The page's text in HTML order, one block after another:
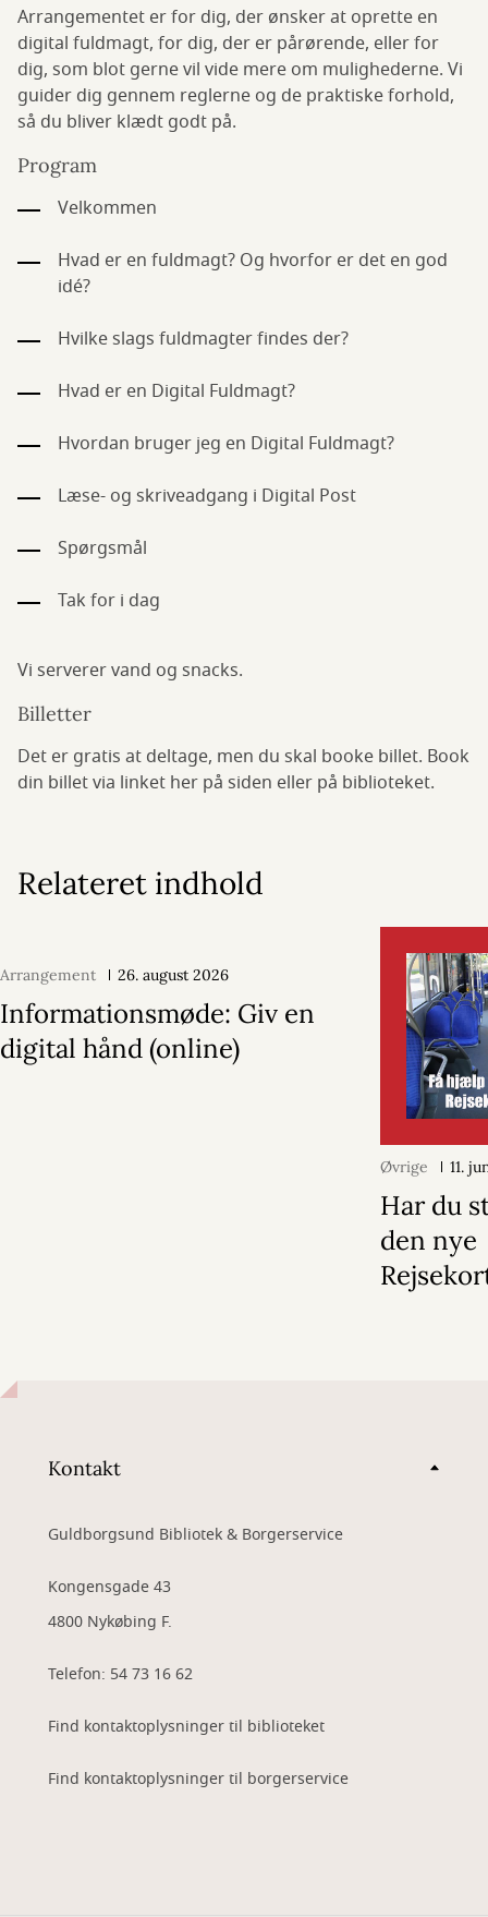
Arrangementet er for dig, der ønsker at oprette en
digital fuldmagt, for dig, der er pårørende, eller for
dig, som blot gerne vil vide mere om mulighederne. Vi
guider dig gennem reglerne og de praktiske forhold,
så du bliver klædt godt på.
Program
Velkommen
Hvad er en fuldmagt? Og hvorfor er det en god
idé?
Hvilke slags fuldmagter findes der?
Hvad er en Digital Fuldmagt?
Hvordan bruger jeg en Digital Fuldmagt?
Læse- og skriveadgang i Digital Post
Spørgsmål
Tak for i dag
Vi serverer vand og snacks.
Billetter
Det er gratis at deltage, men du skal booke billet. Book
din billet via linket her på siden eller på biblioteket.
Relateret indhold
Arrangement 26. august 2026
Informationsmøde: Giv en
digital hånd (online)
Øvrige 11.
Har du
den nye
Kontakt
Guldborgsund Bibliotek & Borgerservice
Kongensgade 43
4800 Nykøbing F.
Telefon: 54 73 16 62
Find kontaktoplysninger til biblioteket
Find kontaktoplysninger til borgerservice